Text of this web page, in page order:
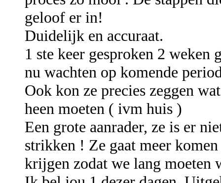
geloof er in!
Duidelijk en accuraat.
1 ste keer gesproken 2
nu wachten op komende
Ook kon ze precies zeggen
heen moeten ( ivm huis )
Een grote aanrader, ze is er
strikken ! Ze gaat meer
krijgen zodat we lang moeten